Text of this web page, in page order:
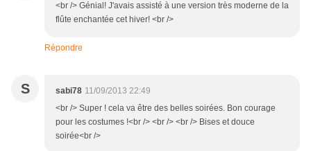
<br /> Génial! J'avais assisté à une version très moderne de la
flûte enchantée cet hiver! <br />
Répondre
S sabi78 11/09/2013 22:49
<br /> Super ! cela va être des belles soirées. Bon courage
pour les costumes !<br /> <br /> <br /> Bises et douce
soirée<br />